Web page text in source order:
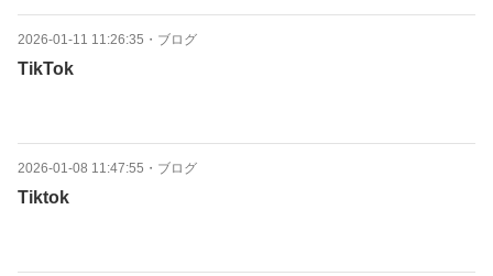
2026-01-11 11:26:35 ・ ブログ
TikTok
2026-01-08 11:47:55 ・ ブログ
Tiktok